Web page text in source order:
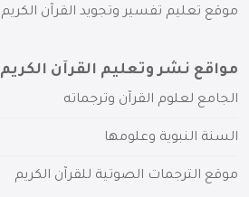
موقع تعليم تفسير وتجويد القرآن الكريم
مواقع نشر وتعليم القرآن الكريم
الجامع لعلوم القرآن وترجماته
السنة النبوية وعلومها
موقع الترجمات الصوتية للقرآن الكريم